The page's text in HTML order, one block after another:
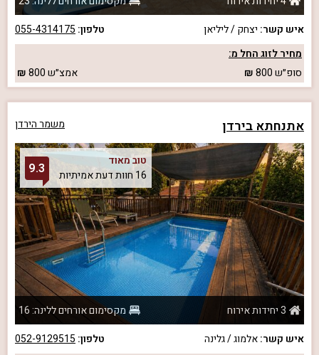
איש קשר: יצחק / ליליאן טלפון: 055-4314175
מחיר לזוג החל מ:
סופ״ש800 אמצ״ש800
אתנחתא בירדן משמר הירדן
טוב מאוד
16 חוות דעת אמיתיות
9.3
3 יחידות אירוח
מקסימום אורחים ללינה: 16
איש קשר:אלמוג / גלינה טלפון: 052-9129515